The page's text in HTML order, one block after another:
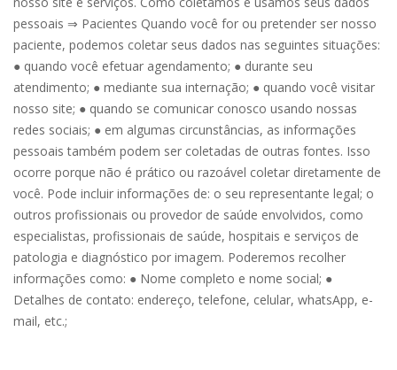
pessoais ⇒ Pacientes Quando você for ou pretender ser nosso
paciente, podemos coletar seus dados nas seguintes situações:
● quando você efetuar agendamento; ● durante seu
atendimento; ● mediante sua internação; ● quando você visitar
nosso site; ● quando se comunicar conosco usando nossas
redes sociais; ● em algumas circunstâncias, as informações
pessoais também podem ser coletadas de outras fontes. Isso
ocorre porque não é prático ou razoável coletar diretamente de
você. Pode incluir informações de: o seu representante legal; o
outros profissionais ou provedor de saúde envolvidos, como
especialistas, profissionais de saúde, hospitais e serviços de
patologia e diagnóstico por imagem. Poderemos recolher
informações como: ● Nome completo e nome social; ●
Detalhes de contato: endereço, telefone, celular, whatsApp, e-
mail, etc.;